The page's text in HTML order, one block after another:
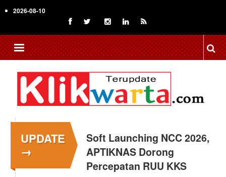
to
content
2026-08-10
UPDATE
→
Menkop Bawa Semangat
Koperasi ke Festival
Lembah Baliem Wamena